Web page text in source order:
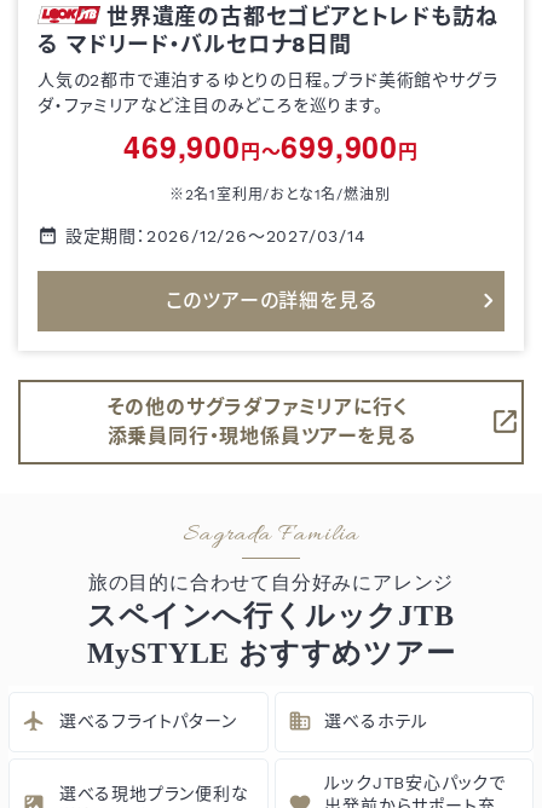
世界遺産の古都セゴビアとトレドも訪ね
る マドリード・バルセロナ8日間
人気の2都市で連泊するゆとりの日程。プラド美術館やサグラ
ダ・ファミリアなど注目のみどころを巡ります。
469,900 円～699,900 円
※2名1室利用/おとな1名/燃油別
設定期間： 2026/12/26～2027/03/14
このツアーの詳細を見る
その他のサグラダファミリアに行く
添乗員同行・現地係員ツアーを見る
スペインへ行くルックJTB
MySTYLE おすすめツアー
旅の目的に合わせて自分好みにアレンジ
選べる フライトパターン 選べる ホテル
選べる現地プラン便利な
ルックJTB安心パックで